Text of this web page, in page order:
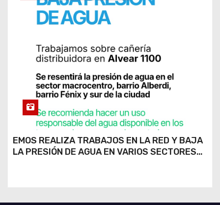
EMOS REALIZA TRABAJOS EN LA RED Y BAJA
LA PRESIÓN DE AGUA EN VARIOS SECTORES